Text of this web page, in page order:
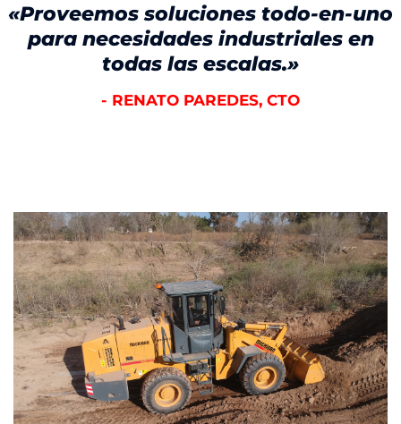
«Proveemos soluciones todo-en-uno
para necesidades industriales en
todas las escalas.»
- RENATO PAREDES, CTO